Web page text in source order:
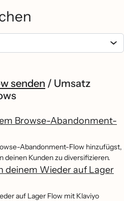
senden / Umsatz
Browse-Abandonment-
Abandonment-Flow hinzufügst,
deinen Kunden zu diversifizieren.
deinem Wieder auf Lager
auf Lager Flow mit Klaviyo